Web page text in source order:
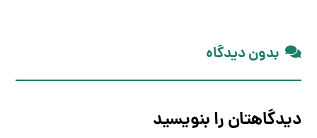
بدون دیدگاه
دیدگاهتان را بنویسید